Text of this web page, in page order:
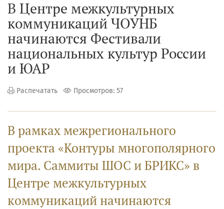
В Центре межкультурных
коммуникаций ЧОУНБ
начинаются Фестивали
национальных культур России
и ЮАР
Распечатать Просмотров: 57
В рамках межрегионального
проекта «Контуры многополярного
мира. Саммиты ШОС и БРИКС» в
Центре межкультурных
коммуникаций начинаются